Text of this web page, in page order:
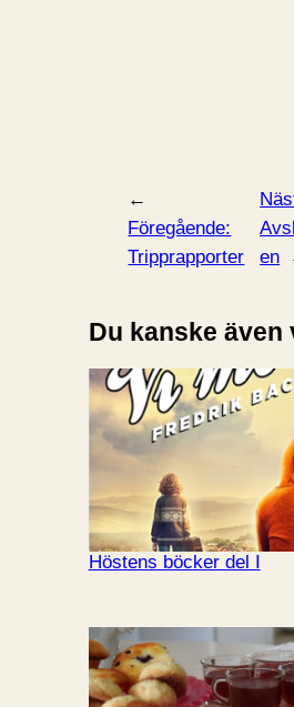
←
Föregående:
Tripprapporter
en
Du kanske även
Höstens böcker del I